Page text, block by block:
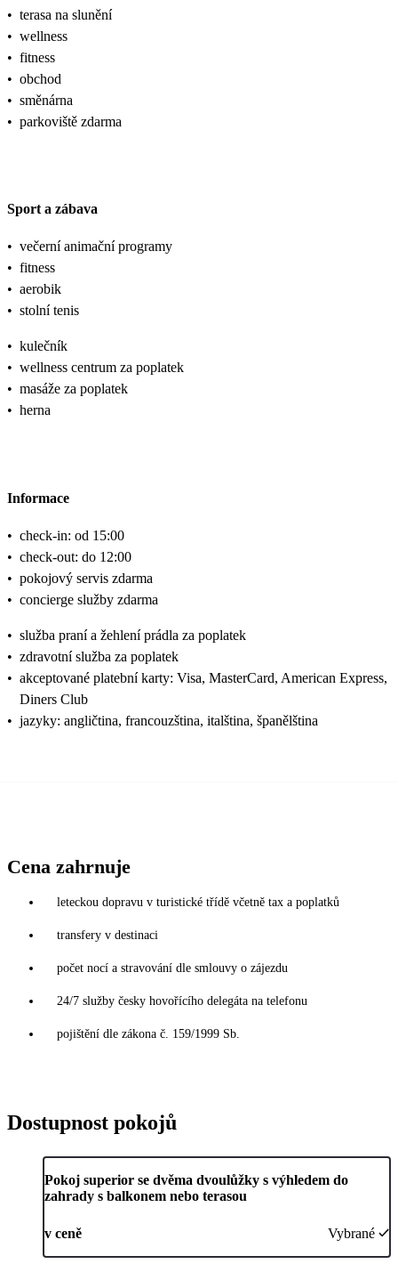
• terasa na slunění
• wellness
• fitness
• obchod
• směnárna
• parkoviště zdarma
Sport a zábava
• večerní animační programy
• fitness
• aerobik
• stolní tenis
• kulečník
• wellness centrum za poplatek
• masáže za poplatek
• herna
Informace
• check-in: od 15:00
• check-out: do 12:00
• pokojový servis zdarma
• concierge služby zdarma
• služba praní a žehlení prádla za poplatek
• zdravotní služba za poplatek
• akceptované platební karty: Visa, MasterCard, American Express,
Diners Club
• jazyky: angličtina, francouzština, italština, španělština
Cena zahrnuje
leteckou dopravu v turistické třídě včetně tax a poplatků
transfery v destinaci
počet nocí a stravování dle smlouvy o zájezdu
24/7 služby česky hovořícího delegáta na telefonu
pojištění dle zákona č. 159/1999 Sb.
Dostupnost pokojů
Pokoj superior se dvěma dvoulůžky s výhledem do
zahrady s balkonem nebo terasou
v ceně Vybrané